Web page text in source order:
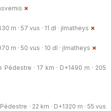
m · 57 vus · 11 dl · jlmatheys
m · 50 vus · 10 dl · jlmatheys
Pédestre · 17 km · D+1490 m · 205
· 22 km · D+1320 m · 55 vus